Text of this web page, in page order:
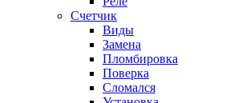
Счетчик
Виды
Замена
Пломбировка
Поверка
Сломался